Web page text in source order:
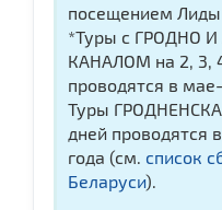
посещением Лиды
*Туры с ГРОДНО
КАНАЛОМ на 2, 3,
проводятся в
Туры
дней проводятся
года (см. список
Беларуси).